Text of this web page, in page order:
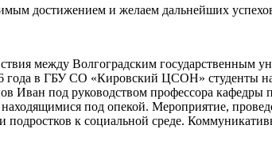
достижением и желаем дальнейших
между Волгоградским государственным
года в ГБУ СО «Кировский ЦСОН» студенты
под руководством профессора кафедры
под опекой. Мероприятие,
к социальной среде.